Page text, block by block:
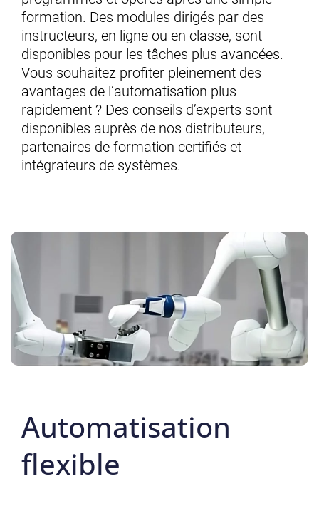
formation. Des modules dirigés par des
instructeurs, en ligne ou en classe, sont
disponibles pour les tâches plus avancées.
Vous souhaitez profiter pleinement des
avantages de l’automatisation plus
rapidement ? Des conseils d’experts sont
disponibles auprès de nos distributeurs,
partenaires de formation certifiés et
intégrateurs de systèmes.
Automatisation
flexible